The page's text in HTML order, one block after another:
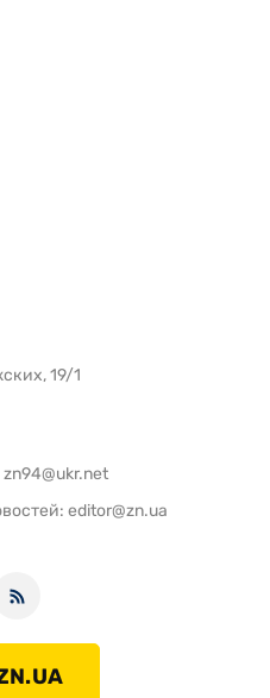
19/1
zn94@ukr.net
editor@zn.ua